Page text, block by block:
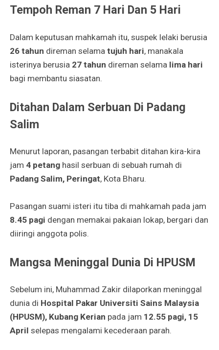
Tempoh Reman 7 Hari Dan 5 Hari
Dalam keputusan mahkamah itu, suspek lelaki berusia
26 tahun direman selama tujuh hari, manakala
isterinya berusia 27 tahun direman selama lima hari
bagi membantu siasatan.
Ditahan Dalam Serbuan Di Padang
Salim
Menurut laporan, pasangan terbabit ditahan kira-kira
jam 4 petang hasil serbuan di sebuah rumah di
Padang Salim, Peringat, Kota Bharu.
Pasangan suami isteri itu tiba di mahkamah pada jam
8.45 pagi dengan memakai pakaian lokap, bergari dan
diiringi anggota polis.
Mangsa Meninggal Dunia Di HPUSM
Sebelum ini, Muhammad Zakir dilaporkan meninggal
dunia di Hospital Pakar Universiti Sains Malaysia
(HPUSM), Kubang Kerian pada jam 12.55 pagi, 15
April selepas mengalami kecederaan parah.